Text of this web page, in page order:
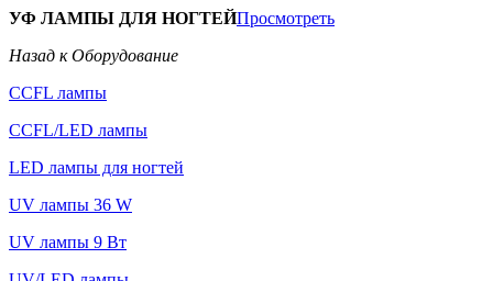
УФ ЛАМПЫ ДЛЯ НОГТЕЙПросмотреть
Назад к Оборудование
CCFL лампы
CCFL/LED лампы
LED лампы для ногтей
UV лампы 36 W
UV лампы 9 Вт